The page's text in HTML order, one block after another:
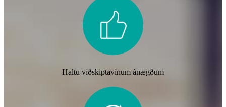
Haltu viðskiptavinum ánægðum